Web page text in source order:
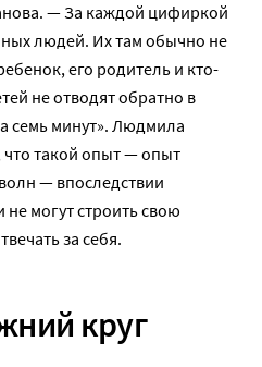
— За каждой цифиркой
людей. Их там обычно не
его родитель и кто-
не отводят обратно в
семь минут». Людмила
что такой опыт — опыт
— впоследствии
не могут строить свою
за себя.
круг